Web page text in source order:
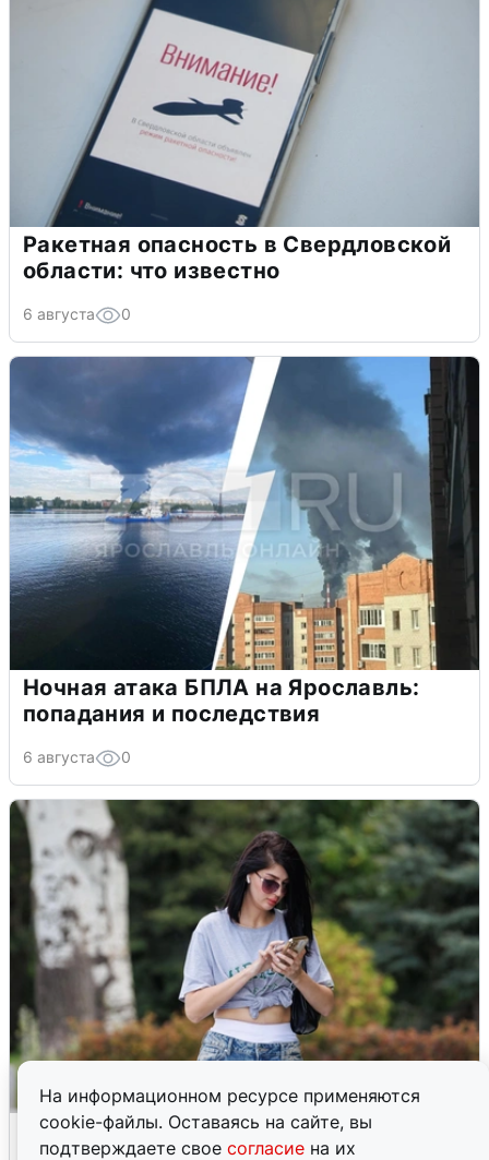
На информационном ресурсе применяются
cookie-файлы. Оставаясь на сайте, вы
подтверждаете свое согласие на их
Ракетная опасность в Свердловской
области: что известно
6 августа 0
Ночная атака БПЛА на Ярославль:
попадания и последствия
6 августа 0
Волгоградцы остались без